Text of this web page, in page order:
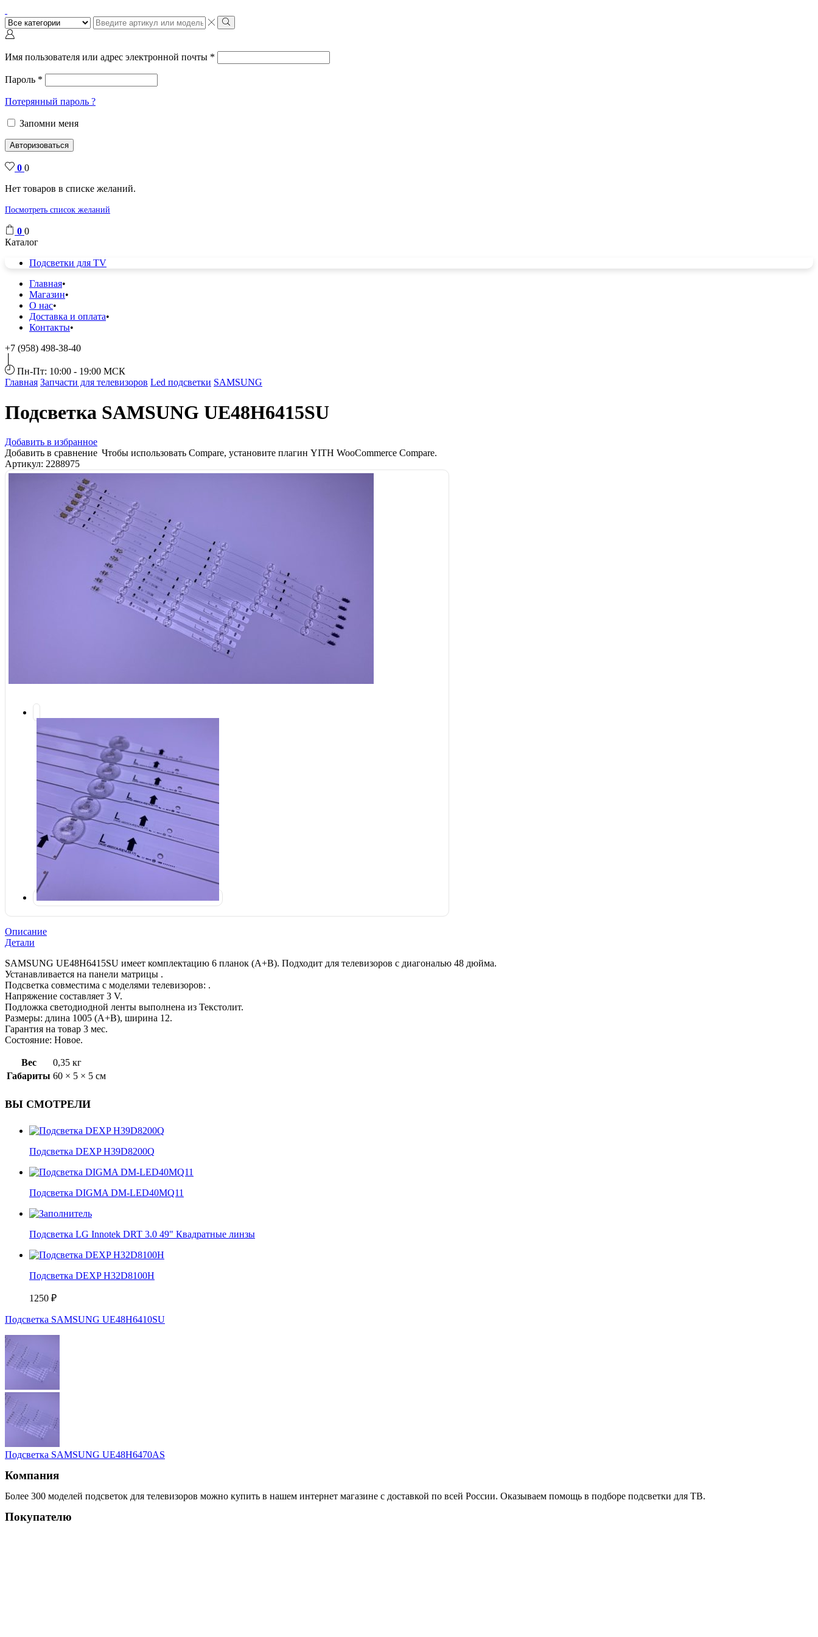
Поиск
ввода
Поиск
Имя пользователя или адрес электронной почты *
Пароль *
Потерянный пароль ?
Запомни меня
Авторизоваться
0 0
Нет товаров в списке желаний.
Посмотреть список желаний
0 0
Каталог
Подсветки для TV
Главная
Магазин
О нас
Доставка и оплата
Контакты
+7 (958) 498-38-40
Пн-Пт: 10:00 - 19:00 МСК
Главная Запчасти для телевизоров Led подсветки SAMSUNG
Подсветка SAMSUNG UE48H6415SU
Добавить в избранное
Добавить в сравнение Чтобы использовать Compare, установите плагин YITH WooCommerce Compare.
Артикул: 2288975
Описание
Детали
SAMSUNG UE48H6415SU имеет комплектацию 6 планок (A+B). Подходит для телевизоров с диагональю 48 дюйма.
Устанавливается на панели матрицы .
Подсветка совместима с моделями телевизоров: .
Напряжение составляет 3 V.
Подложка светодиодной ленты выполнена из Текстолит.
Размеры: длина 1005 (A+B), ширина 12.
Гарантия на товар 3 мес.
Состояние: Новое.
Вес
0,35 кг
Габариты 60 × 5 × 5 см
ВЫ СМОТРЕЛИ
Подсветка DEXP H39D8200Q
Подсветка DIGMA DM-LED40MQ11
Подсветка LG Innotek DRT 3.0 49" Квадратные линзы
Подсветка DEXP H32D8100H
1250 ₽
Подсветка SAMSUNG UE48H6410SU
Подсветка SAMSUNG UE48H6470AS
Компания
Более 300 моделей подсветок для телевизоров можно купить в нашем интернет магазине с доставкой по всей России. Оказываем помощь в подборе подсветки для ТВ.
Покупателю